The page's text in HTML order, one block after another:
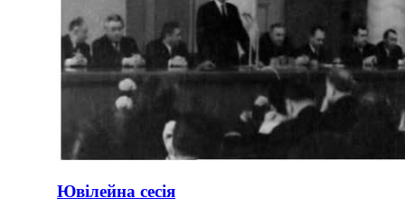
Ювілейна сесія